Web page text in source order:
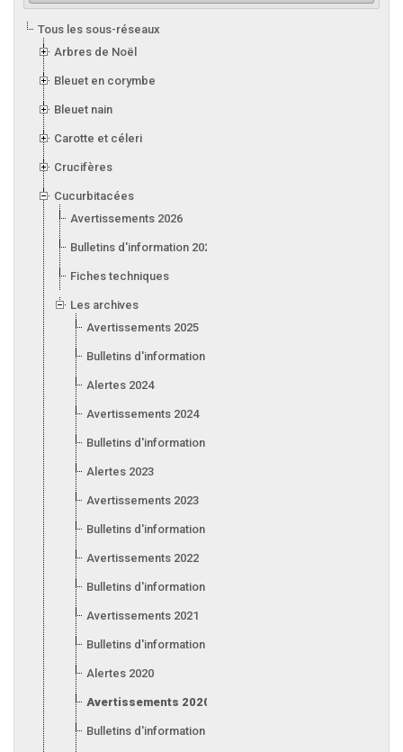
Tous les sous-réseaux
Arbres de Noël
Bleuet en corymbe
Bleuet nain
Carotte et céleri
Crucifères
Cucurbitacées
Avertissements 2026
Bulletins d'information 2026
Fiches techniques
Les archives
Avertissements 2025
Bulletins d'information 2025
Alertes 2024
Avertissements 2024
Bulletins d'information 2024
Alertes 2023
Avertissements 2023
Bulletins d'information 2023
Avertissements 2022
Bulletins d'information 2022
Avertissements 2021
Bulletins d'information 2021
Alertes 2020
Avertissements 2020
Bulletins d'information 2020